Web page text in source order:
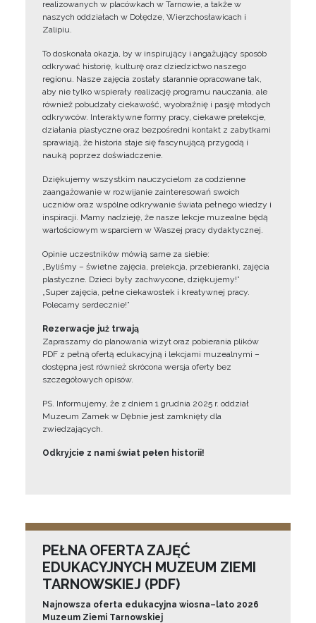
realizowanych w placówkach w Tarnowie, a także w
naszych oddziałach w Dołędze, Wierzchosławicach i
Zalipiu.
To doskonała okazja, by w inspirujący i angażujący sposób
odkrywać historię, kulturę oraz dziedzictwo naszego
regionu. Nasze zajęcia zostały starannie opracowane tak,
aby nie tylko wspierały realizację programu nauczania, ale
również pobudzały ciekawość, wyobraźnię i pasję młodych
odkrywców. Interaktywne formy pracy, ciekawe prelekcje,
działania plastyczne oraz bezpośredni kontakt z zabytkami
sprawiają, że historia staje się fascynującą przygodą i
nauką poprzez doświadczenie.
Dziękujemy wszystkim nauczycielom za codzienne
zaangażowanie w rozwijanie zainteresowań swoich
uczniów oraz wspólne odkrywanie świata pełnego wiedzy i
inspiracji. Mamy nadzieję, że nasze lekcje muzealne będą
wartościowym wsparciem w Waszej pracy dydaktycznej.
Opinie uczestników mówią same za siebie:
„Byliśmy – świetne zajęcia, prelekcja, przebieranki, zajęcia
plastyczne. Dzieci były zachwycone, dziękujemy!”
„Super zajęcia, pełne ciekawostek i kreatywnej pracy.
Polecamy serdecznie!”
Rezerwacje już trwają
Zapraszamy do planowania wizyt oraz pobierania plików
PDF z pełną ofertą edukacyjną i lekcjami muzealnymi –
dostępna jest również skrócona wersja oferty bez
szczegółowych opisów.
PS. Informujemy, że z dniem 1 grudnia 2025 r. oddział
Muzeum Zamek w Dębnie jest zamknięty dla
zwiedzających.
Odkryjcie z nami świat pełen historii!
PEŁNA OFERTA ZAJĘĆ
EDUKACYJNYCH MUZEUM ZIEMI
TARNOWSKIEJ (PDF)
Najnowsza oferta edukacyjna wiosna–lato 2026
Muzeum Ziemi Tarnowskiej